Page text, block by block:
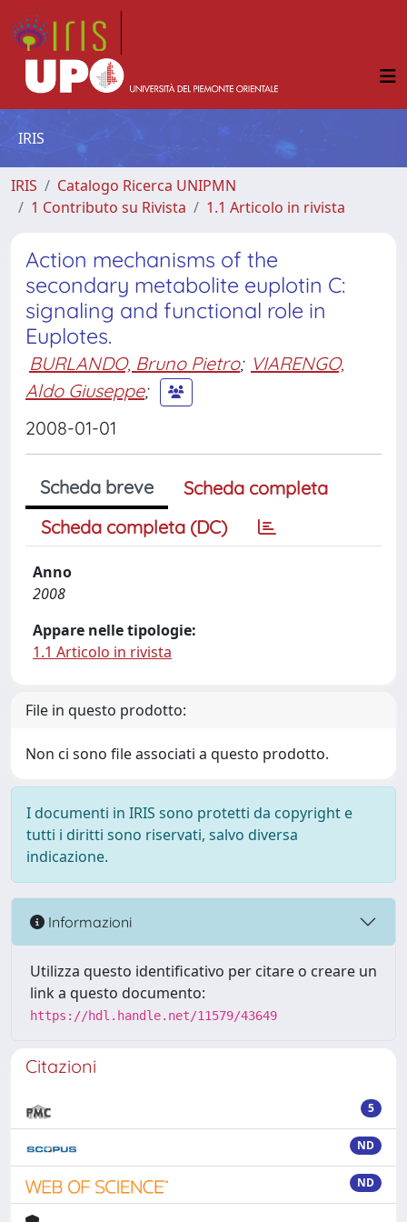
IRIS
IRIS
Catalogo Ricerca UNIPMN
1 Contributo su Rivista
1.1 Articolo in rivista
Action mechanisms of the
secondary metabolite euplotin C:
signaling and functional role in
Euplotes.
BURLANDO, Bruno Pietro; VIARENGO,
Aldo Giuseppe;
2008-01-01
Scheda breve
Scheda completa
Scheda completa (DC)
Anno
2008
Appare nelle tipologie:
1.1 Articolo in rivista
File in questo prodotto:
Non ci sono file associati a questo prodotto.
I documenti in IRIS sono protetti da copyright e
tutti i diritti sono riservati, salvo diversa
indicazione.
Informazioni
Utilizza questo identificativo per citare o creare un
link a questo documento:
https://hdl.handle.net/11579/43649
Citazioni
5
ND
ND